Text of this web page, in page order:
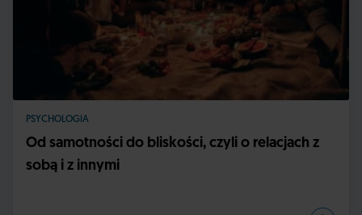
PSYCHOLOGIA
Od samotności do bliskości, czyli o relacjach z
sobą i z innymi